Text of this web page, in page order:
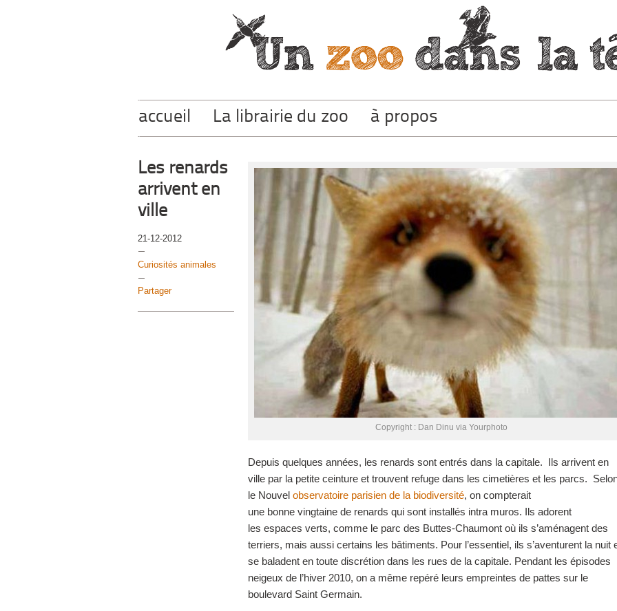
accueil La librairie du zoo à propos
Les renards
arrivent en
ville
21-12-2012
Curiosités animales
Partager
Copyright : Dan Dinu via Yourphoto
Depuis quelques années, les renards sont entrés dans la capitale. Ils arrivent en
ville par la petite ceinture et trouvent refuge dans les cimetières et les parcs.
le Nouvel observatoire parisien de la biodiversité, on compterait
une bonne vingtaine de renards qui sont installés intra muros. Ils adorent
les espaces verts, comme le parc des Buttes-Chaumont où ils s’aménagent des
terriers, mais aussi certains les bâtiments. Pour l’essentiel, ils s’aventurent la nuit
se baladent en toute discrétion dans les rues de la capitale. Pendant les épisodes
neigeux de l’hiver 2010, on a même repéré leurs empreintes de pattes sur le
boulevard Saint Germain.